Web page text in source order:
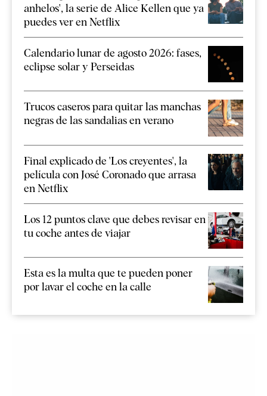
anhelos', la serie de Alice Kellen que ya
puedes ver en Netflix
Calendario lunar de agosto 2026: fases,
eclipse solar y Perseidas
Trucos caseros para quitar las manchas
negras de las sandalias en verano
Final explicado de 'Los creyentes', la
película con José Coronado que arrasa
en Netflix
Los 12 puntos clave que debes revisar en
tu coche antes de viajar
Esta es la multa que te pueden poner
por lavar el coche en la calle